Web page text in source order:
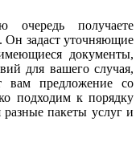
получаете
Он задаст уточняющие
документы,
для вашего случая,
вам предложение со
подходим к порядку
разные пакеты услуг и